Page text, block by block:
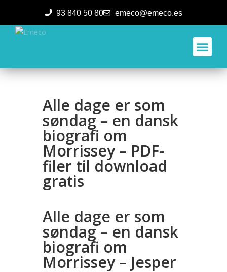
93 840 50 80 emeco@emeco.es
Alle dage er som
søndag – en dansk
biografi om
Morrissey – PDF-
filer til download
gratis
Alle dage er som
søndag – en dansk
biografi om
Morrissey – Jesper